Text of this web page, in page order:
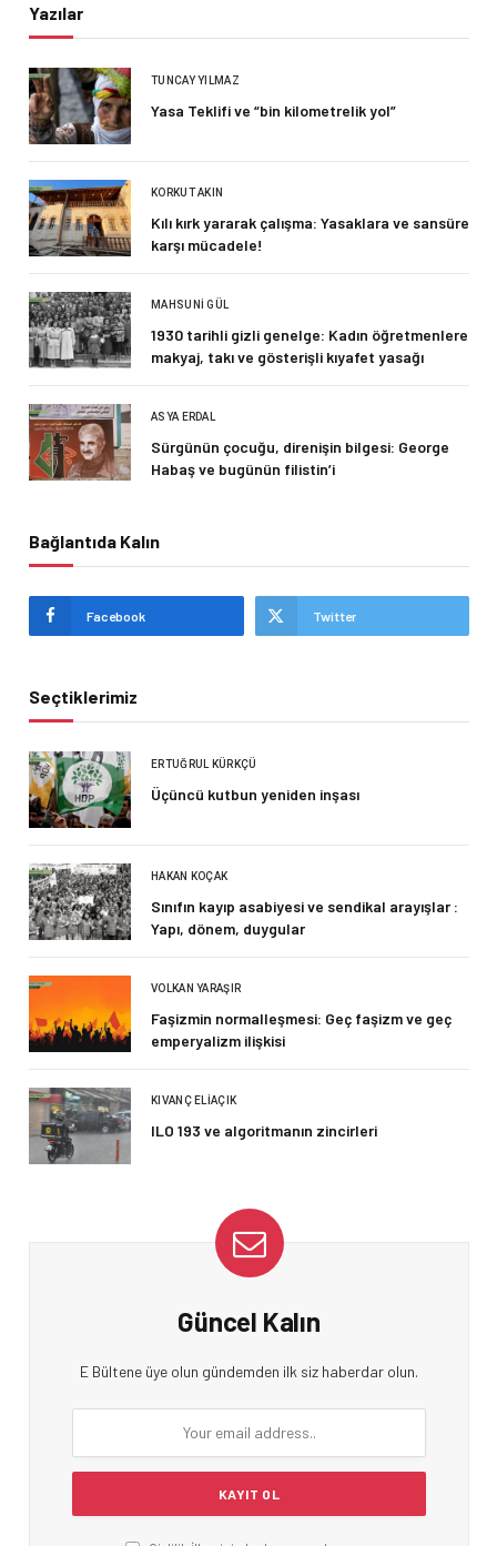
Yazılar
TUNCAY YILMAZ
Yasa Teklifi ve “bin kilometrelik yol”
KORKUT AKIN
Kılı kırk yararak çalışma: Yasaklara ve sansüre
karşı mücadele!
MAHSUNI GÜL
1930 tarihli gizli genelge: Kadın öğretmenlere
makyaj, takı ve gösterişli kıyafet yasağı
ASYA ERDAL
Sürgünün çocuğu, direnişin bilgesi: George
Habaş ve bugünün filistin’i
Bağlantıda Kalın
Facebook Twitter
Seçtiklerimiz
ERTUĞRUL KÜRKÇÜ
Üçüncü kutbun yeniden inşası
HAKAN KOÇAK
Sınıfın kayıp asabiyesi ve sendikal arayışlar :
Yapı, dönem, duygular
VOLKAN YARAŞIR
Faşizmin normalleşmesi: Geç faşizm ve geç
emperyalizm ilişkisi
KIVANÇ ELIAÇIK
ILO 193 ve algoritmanın zincirleri
Güncel Kalın
E Bültene üye olun gündemden ilk siz haberdar olun.